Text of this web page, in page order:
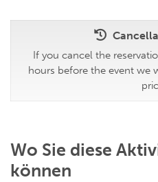
If you cancel the
hours before the event we
Wo Sie diese
können